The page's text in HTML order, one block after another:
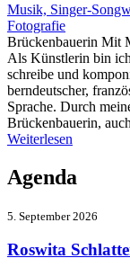
Musik, Singer-
Fotografie
Brückenbauerin Mit
Als Künstlerin bin
schreibe und
berndeutscher,
Sprache. Durch
Brückenbauerin,
Weiterlesen
Agenda
5. September 2026
Roswita